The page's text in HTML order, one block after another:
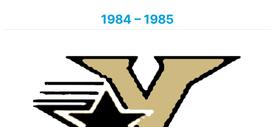
1984 – 1985